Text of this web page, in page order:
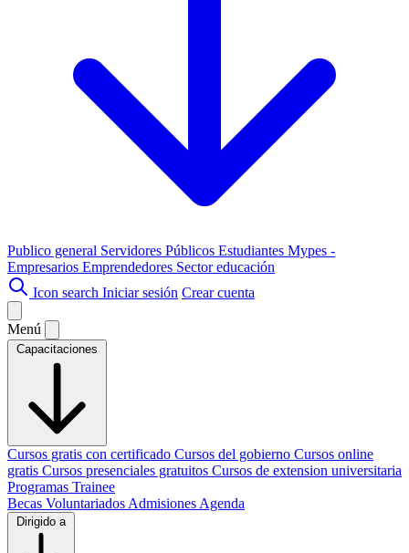
Publico general Servidores Públicos Estudiantes Mypes -
Empresarios Emprendedores Sector educación
Icon search Iniciar sesión Crear cuenta
Menú
Capacitaciones
Cursos gratis con certificado Cursos del gobierno Cursos online
gratis Cursos presenciales gratuitos Cursos de extension universitaria
Programas Trainee
Becas Voluntariados Admisiones Agenda
Dirigido a